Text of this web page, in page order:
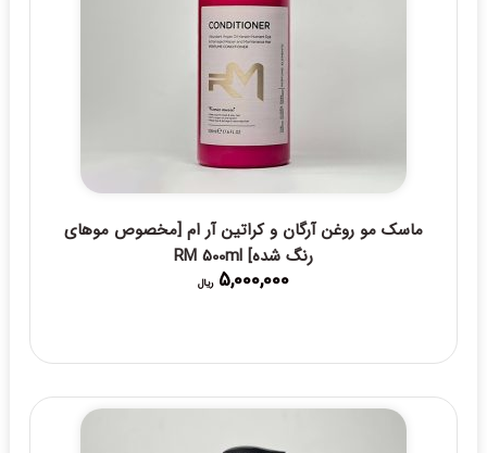
ماسک مو روغن آرگان و کراتین آر ام [مخصوص موهای
رنگ شده] RM 500ml
5,000,000 ریال